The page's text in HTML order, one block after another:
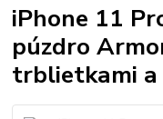
iPhone 11
púzdro
trblietkami a